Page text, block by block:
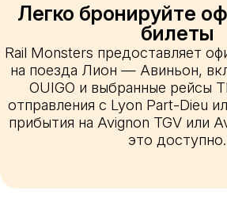
Легко бронируйте
билеты
Rail Monsters предоставляет
на поезда Лион — Авиньон,
OUIGO и выбранные рейсы
отправления с Lyon Part-Dieu
прибытия на Avignon TGV или
это доступно.